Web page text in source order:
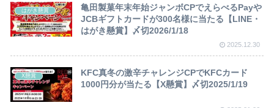
はがき懸賞
亀田製菓年末年始ジャンボCPでえらべるPayや
JCBギフトカードが300名様に当たる【LINE・
はがき懸賞】〆切2026/1/18
2025.12.30
X懸賞
KFC真冬の激辛チャレンジCPでKFCカード
1000円分が当たる【X懸賞】〆切2025/1/19